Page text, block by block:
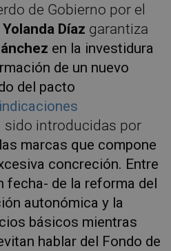
de Gobierno por el
Yolanda Díaz garantiza
en la investidura
de un nuevo
del pacto
sido introducidas por
marcas que compone
concreción. Entre
fecha- de la reforma del
autonómica y la
básicos mientras
hablar del Fondo de